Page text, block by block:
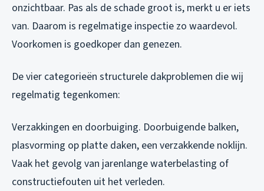
onzichtbaar. Pas als de schade groot is, merkt u er iets
van. Daarom is regelmatige inspectie zo waardevol.
Voorkomen is goedkoper dan genezen.
De vier categorieën structurele dakproblemen die wij
regelmatig tegenkomen:
Verzakkingen en doorbuiging. Doorbuigende balken,
plasvorming op platte daken, een verzakkende noklijn.
Vaak het gevolg van jarenlange waterbelasting of
constructiefouten uit het verleden.